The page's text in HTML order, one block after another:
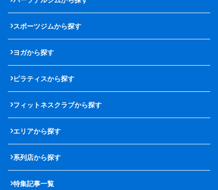
スポーツジムから探す
ヨガから探す
ピラティスから探す
フィットネスクラブから探す
エリアから探す
系列店から探す
特集記事一覧